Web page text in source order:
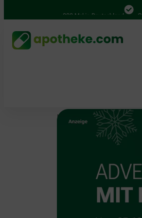
4.000 Mal in Deutschland
Home Aktionen &